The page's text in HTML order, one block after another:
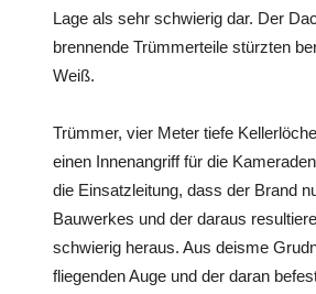
Lage als sehr schwierig dar. Der
brennende Trümmerteile stürzten
Weiß.
Trümmer, vier Meter tiefe
einen Innenangriff für die
die Einsatzleitung, dass der Brand
Bauwerkes und der daraus
schwierig heraus. Aus deisme
fliegenden Auge und der daran